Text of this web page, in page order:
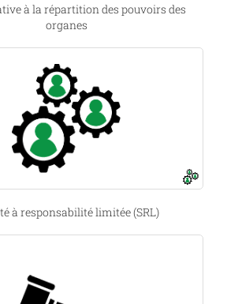
à la répartition des pouvoirs des
organes
à responsabilité limitée (SRL)